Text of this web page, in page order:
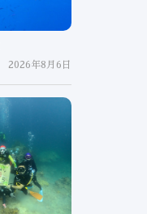
2026年8月6日